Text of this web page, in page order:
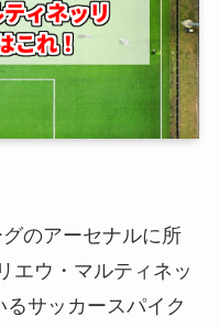
のアーセナルに所
エウ・マルティネッ
サッカースパイク